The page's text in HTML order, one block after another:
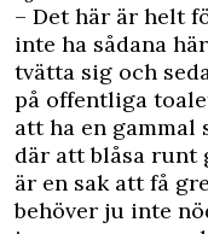
– Det här är helt
inte ha sådana
tvätta sig och
på offentliga
att ha en
där att blåsa runt
är en sak att få
behöver ju inte